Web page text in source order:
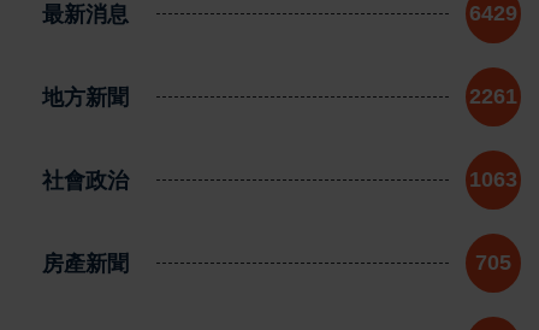
最新消息 6429
地方新聞 2261
社會政治 1063
房產新聞 705